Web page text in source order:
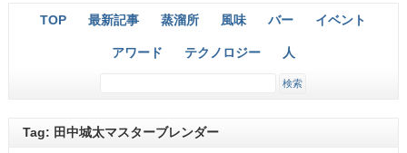
TOP 最新記事 蒸溜所 風味 バー イベント
アワード テクノロジー 人
Tag: 田中城太マスターブレンダー